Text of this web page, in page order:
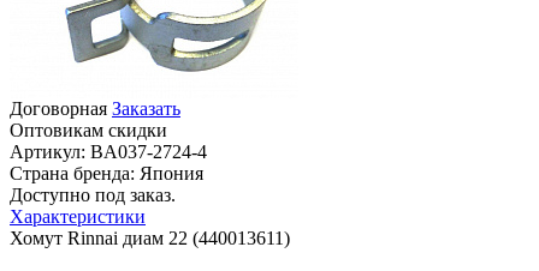
Договорная Заказать
Оптовикам скидки
Артикул: BA037-2724-4
Страна бренда: Япония
Доступно под заказ.
Характеристики
Хомут Rinnai диам 22 (440013611)